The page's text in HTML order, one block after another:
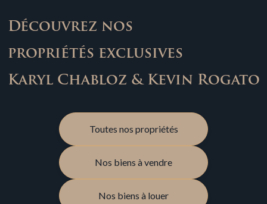
Découvrez nos
propriétés exclusives
Karyl Chabloz & Kevin Rogato
Toutes nos propriétés
Nos biens à vendre
Nos biens à louer